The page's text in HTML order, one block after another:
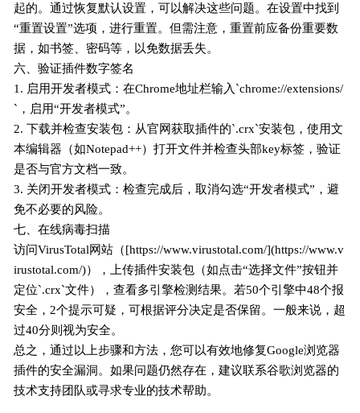
起的。通过恢复默认设置，可以解决这些问题。在设置中找到
“重置设置”选项，进行重置。但需注意，重置前应备份重要数
据，如书签、密码等，以免数据丢失。
六、验证插件数字签名
1. 启用开发者模式：在Chrome地址栏输入`chrome://extensions/
`，启用“开发者模式”。
2. 下载并检查安装包：从官网获取插件的`.crx`安装包，使用文
本编辑器（如Notepad++）打开文件并检查头部key标签，验证
是否与官方文档一致。
3. 关闭开发者模式：检查完成后，取消勾选“开发者模式”，避
免不必要的风险。
七、在线病毒扫描
访问VirusTotal网站（[https://www.virustotal.com/](https://www.v
irustotal.com/)），上传插件安装包（如点击“选择文件”按钮并
定位`.crx`文件），查看多引擎检测结果。若50个引擎中48个报
安全，2个提示可疑，可根据评分决定是否保留。一般来说，超
过40分则视为安全。
总之，通过以上步骤和方法，您可以有效地修复Google浏览器
插件的安全漏洞。如果问题仍然存在，建议联系谷歌浏览器的
技术支持团队或寻求专业的技术帮助。